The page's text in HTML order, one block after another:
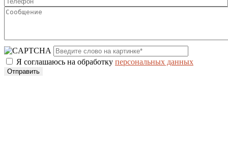
Я соглашаюсь на обработку персональных данных